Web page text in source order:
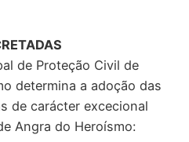
de Proteção Civil de
determina a adoção das
de carácter excecional
Angra do Heroísmo: